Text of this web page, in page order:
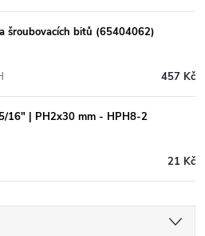
šroubovacích bitů (65404062)
457 Kč
16" | PH2x30 mm - HPH8-2
21 Kč